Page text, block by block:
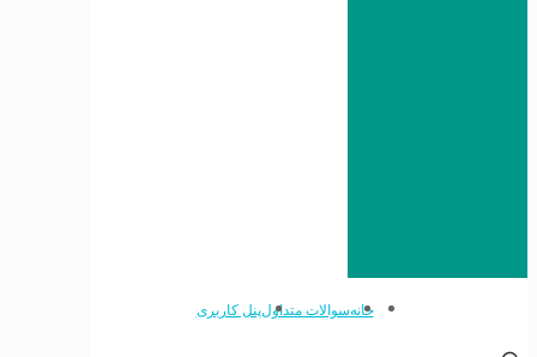
خانهسوالات متداولپنل کاربری